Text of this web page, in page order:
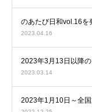
のあたび日和vol.16を
2023.04.16
2023年3月13日以降
2023.03.14
2023年1月10日～全